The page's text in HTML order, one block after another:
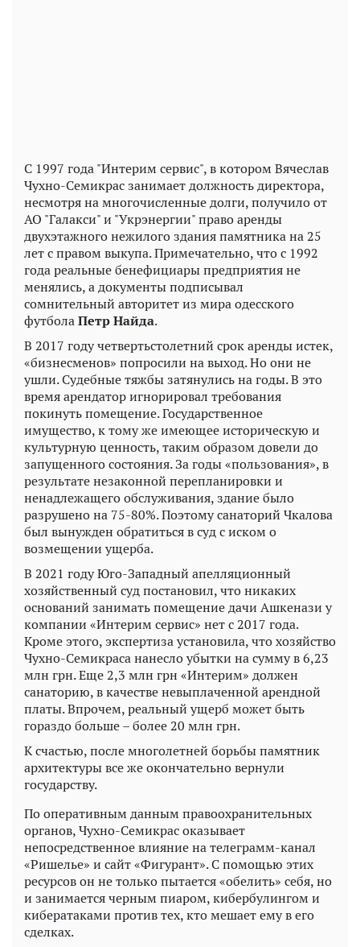
С 1997 года "Интерим сервис", в котором Вячеслав
Чухно-Семикрас занимает должность директора,
несмотря на многочисленные долги, получило от
АО "Галакси" и "Укрэнергии" право аренды
двухэтажного нежилого здания памятника на 25
лет с правом выкупа. Примечательно, что с 1992
года реальные бенефициары предприятия не
менялись, а документы подписывал
сомнительный авторитет из мира одесского
футболаПетр Найда.
В 2017 году четвертьстолетний срок аренды истек,
«бизнесменов» попросили на выход. Но они не
ушли. Судебные тяжбы затянулись на годы. В это
время арендатор игнорировал требования
покинуть помещение. Государственное
имущество, к тому же имеющее историческую и
культурную ценность, таким образом довели до
запущенного состояния. За годы «пользования», в
результате незаконной перепланировки и
ненадлежащего обслуживания, здание было
разрушено на 75-80%. Поэтому санаторий Чкалова
был вынужден обратиться в суд с иском о
возмещении ущерба.
В 2021 году Юго-Западный апелляционный
хозяйственный суд постановил, что никаких
оснований занимать помещение дачи Ашкенази у
компании «Интерим сервис» нет с 2017 года.
Кроме этого, экспертиза установила, что хозяйство
Чухно-Семикраса нанесло убытки на сумму в 6,23
млн грн. Еще 2,3 млн грн «Интерим» должен
санаторию, в качестве невыплаченной арендной
платы. Впрочем, реальный ущерб может быть
гораздо больше – более 20 млн грн.
К счастью, после многолетней борьбы памятник
архитектуры все же окончательно вернули
государству.
По оперативным данным правоохранительных
органов, Чухно-Семикрас оказывает
непосредственное влияние на телеграмм-канал
«Ришелье» и сайт «Фигурант». С помощью этих
ресурсов он не только пытается «обелить» себя, но
и занимается черным пиаром, кибербулингом и
кибератаками против тех, кто мешает ему в его
сделках.